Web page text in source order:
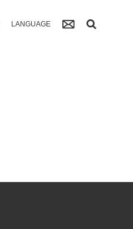
LANGUAGE